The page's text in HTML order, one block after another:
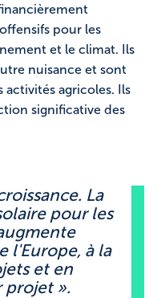
pour les
et le climat. Ils
nuisance et sont
agricoles. Ils
significative des
La
pour les
l'Europe, à la
et en
projet ».